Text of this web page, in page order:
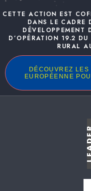
CETTE ACTION EST
DANS LE CADRE
DÉVELOPPEMENT
D’OPÉRATION 19.2
RURAL
DÉCOUVREZ
EUROPÉENNE